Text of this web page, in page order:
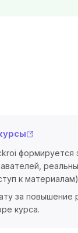
к
за повышение
курса.